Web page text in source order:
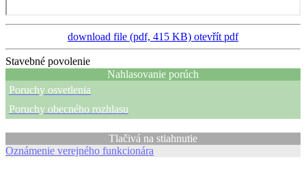
download file (pdf, 415 KB) otevřít pdf
Stavebné povolenie
Nahlasovanie porúch
Poruchy osvetlenia
Poruchy obecného rozhlasu
Tlačivá na stiahnutie
Oznámenie verejného funkcionára